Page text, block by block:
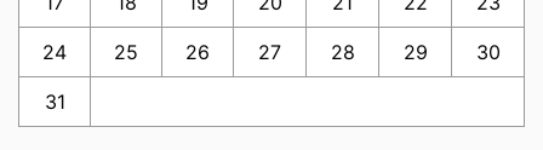
24 25 26 27 28 29 30
31